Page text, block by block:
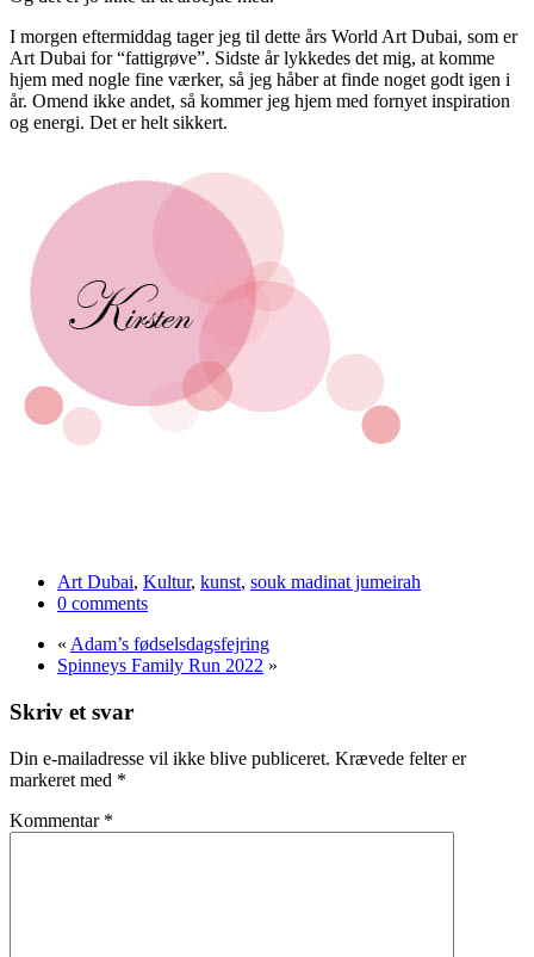
I morgen eftermiddag tager jeg til dette års World Art Dubai, som er
Art Dubai for “fattigrøve”. Sidste år lykkedes det mig, at komme
hjem med nogle fine værker, så jeg håber at finde noget godt igen i
år. Omend ikke andet, så kommer jeg hjem med fornyet inspiration
og energi. Det er helt sikkert.
Art Dubai, Kultur, kunst, souk madinat jumeirah
0 comments
« Adam’s fødselsdagsfejring
Spinneys Family Run 2022 »
Skriv et svar
Din e-mailadresse vil ikke blive publiceret. Krævede felter er
markeret med *
Kommentar *